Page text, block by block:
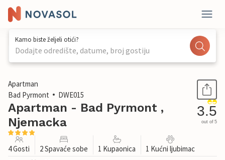
Kamo biste željeli otići?
Dodajte odredište, datume, broj gostiju
1 / 29
Apartman
Bad Pyrmont
DWE015
Apartman - Bad Pyrmont ,
Njemacka
3.5
out of 5
4 Gosti 2 Spavaće sobe 1 Kupaonica 1 Kućni ljubimac